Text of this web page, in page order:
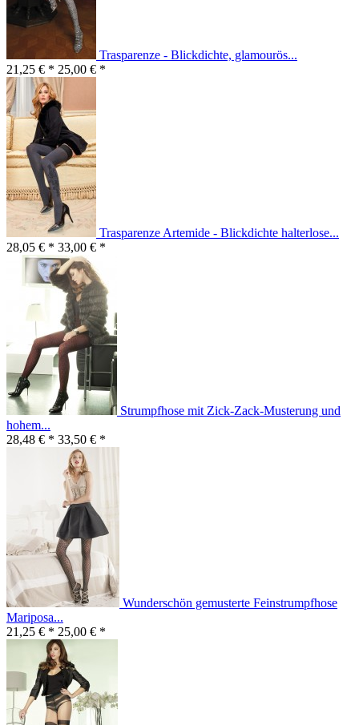
Trasparenze - Blickdichte, glamourös...
21,25 € * 25,00 € *
Trasparenze Artemide - Blickdichte halterlose...
28,05 € * 33,00 € *
Strumpfhose mit Zick-Zack-Musterung und
hohem...
28,48 € * 33,50 € *
Wunderschön gemusterte Feinstrumpfhose
Mariposa...
21,25 € * 25,00 € *